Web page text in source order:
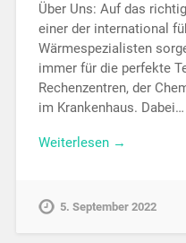
Über Uns: Auf das
einer der international
Wärmespezialisten
immer für die perfekte
Rechenzentren, der
im Krankenhaus. Dabei…
Weiterlesen →
5. September 2022